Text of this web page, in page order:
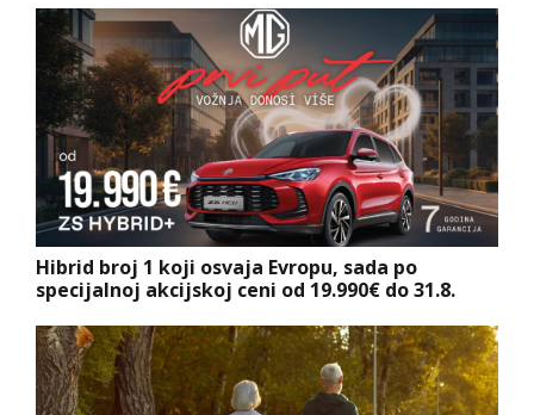
Hibrid broj 1 koji osvaja Evropu, sada po
specijalnoj akcijskoj ceni od 19.990€ do 31.8.